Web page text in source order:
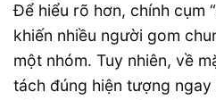
Để hiểu rõ hơn, chính cụm
khiến nhiều người gom
một nhóm. Tuy nhiên, về
tách đúng hiện tượng